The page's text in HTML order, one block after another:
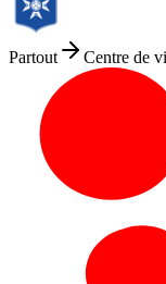
Partout Centre de